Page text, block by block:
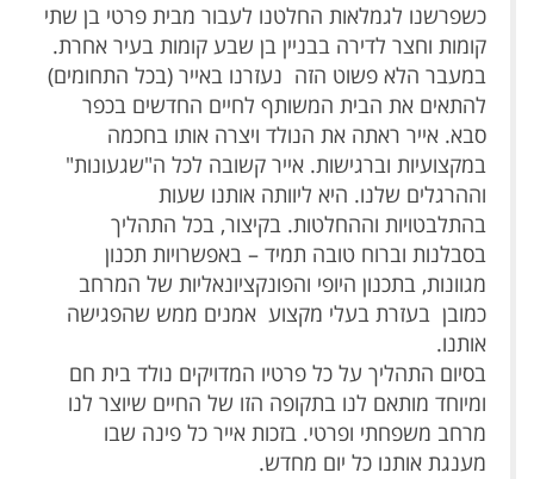
כשפרשנו לגמלאות החלטנו לעבור מבית פרטי בן שתי
קומות וחצר לדירה בבניין בן שבע קומות בעיר אחרת.
במעבר הלא פשוט הזה נעזרנו באייר (בכל התחומים)
להתאים את הבית המשותף לחיים החדשים בכפר
סבא. אייר ראתה את הנולד ויצרה אותו בחכמה
במקצועיות וברגישות. אייר קשובה לכל ה"שגעונות"
וההרגלים שלנו. היא ליוותה אותנו שעות
בהתלבטויות וההחלטות. בקיצור, בכל התהליך
בסבלנות וברוח טובה תמיד – באפשרויות תכנון
מגוונות, בתכנון היופי והפונקציונאליות של המרחב
כמובן בעזרת בעלי מקצוע אמנים ממש שהפגישה
אותנו.
בסיום התהליך על כל פרטיו המדויקים נולד בית חם
ומיוחד מותאם לנו בתקופה הזו של החיים שיוצר לנו
מרחב משפחתי ופרטי. בזכות אייר כל פינה שבו
מענגת אותנו כל יום מחדש.